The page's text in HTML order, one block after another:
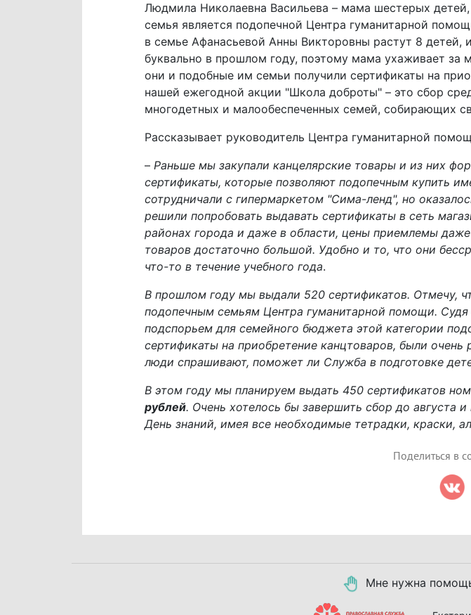
Людмила Николаевна Васильева – мама шестерых
семья является подопечной Центра гуманитарной
в семье Афанасьевой Анны Викторовны растут 8
буквально в прошлом году, поэтому мама ухаживает
они и подобные им семьи получили сертификаты на
нашей ежегодной акции "Школа доброты" – это сбор
многодетных и малообеспеченных семей, собирающих
Рассказывает руководитель Центра гуманитарной
– Раньше мы закупали канцелярские товары и из них
сертификаты, которые позволяют подопечным купить
сотрудничали с гипермаркетом "Сима-ленд", но
решили попробовать выдавать сертификаты в сеть
районах города и даже в области, цены приемлемы
товаров достаточно большой. Удобно и то, что они
что-то в течение учебного года.
В прошлом году мы выдали 520 сертификатов. Отмечу,
подопечным семьям Центра гуманитарной помощи.
подспорьем для семейного бюджета этой категории
сертификаты на приобретение канцтоваров, были
люди спрашивают, поможет ли Служба в подготовке
В этом году мы планируем выдать 450 сертификатов
рублей. Очень хотелось бы завершить сбор до августа
День знаний, имея все необходимые тетрадки, краски,
Поделиться в
Мне нужна